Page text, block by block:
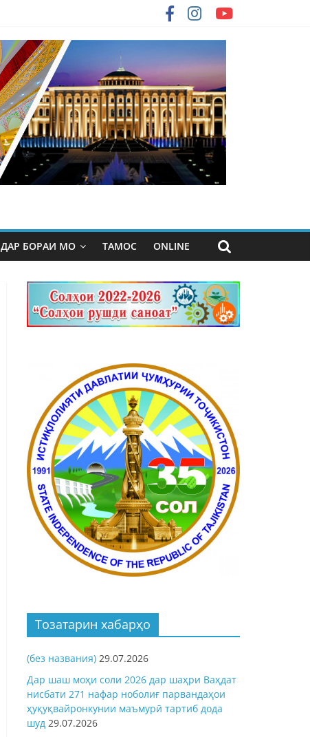
ДАР БОРАИ МО ТАМОС ONLINE
Тозатарин хабарҳо
(без названия) 29.07.2026
Дар шаш моҳи соли 2026 дар шаҳри Ваҳдат
нисбати 271 нафар ноболиғ парвандаҳои
ҳуқуқвайронкунии маъмурӣ тартиб дода
шуд 29.07.2026